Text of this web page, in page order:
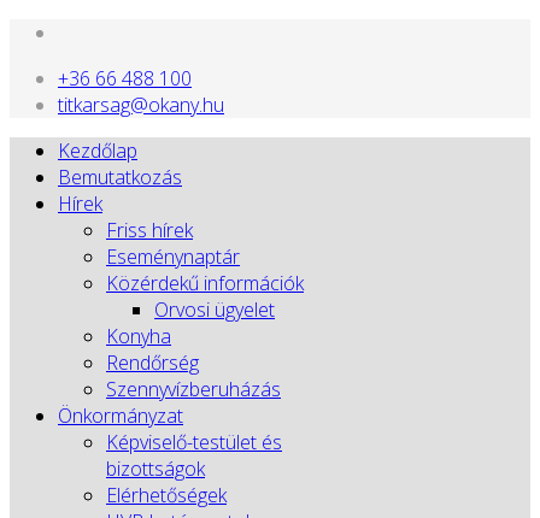
+36 66 488 100
titkarsag@okany.hu
Kezdőlap
Bemutatkozás
Hírek
Friss hírek
Eseménynaptár
Közérdekű információk
Orvosi ügyelet
Konyha
Rendőrség
Szennyvízberuházás
Önkormányzat
Képviselő-testület és
bizottságok
Elérhetőségek